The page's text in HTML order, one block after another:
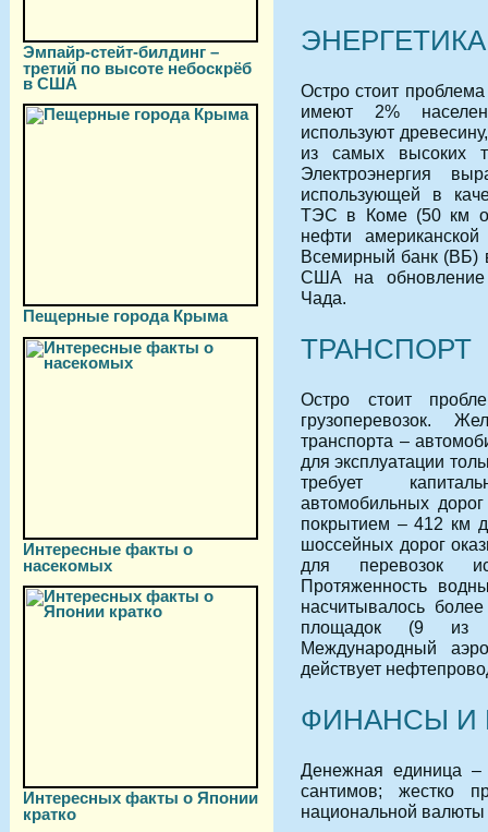
Эмпайр-стейт-билдинг –
третий по высоте небоскрёб
в США
Пещерные города Крыма
Интересные факты о
насекомых
Интересных факты о Японии
кратко
ЭНЕРГЕТИКА
Остро стоит
имеют 2%
используют
из самых высоких
Электроэнергия
использующей в
ТЭС в Коме (50 км от
нефти
Всемирный банк (ВБ)
США на обновление
Чада.
ТРАНСПОРТ
Остро стоит
грузоперевозок.
транспорта –
для эксплуатации
требует
автомобильных
покрытием – 412 км
шоссейных дорог
для перевозок
Протяженность
насчитывалось
площадок (9 из
Международный
действует
ФИНАНСЫ И
Денежная единица
сантимов; жестко
национальной валюты